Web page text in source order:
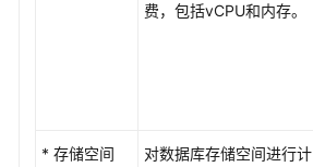
备
费，包括vCPU和内存。
* 存储空间
对数据库存储空间进行计